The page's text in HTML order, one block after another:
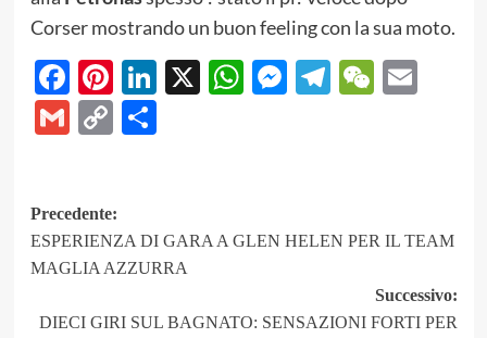
Corser mostrando un buon feeling con la sua moto.
Facebook
Pinterest
LinkedIn
X WhatsApp
Messenger
Telegram
Gmail
CopyShare
Navigazione
articolo
Precedente:
ESPERIENZA DI GARA A GLEN HELEN PER IL TEAM
MAGLIA AZZURRA
Successivo:
DIECI GIRI SUL BAGNATO: SENSAZIONI FORTI PER